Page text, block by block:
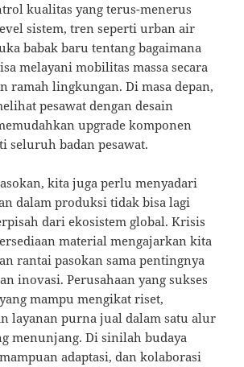
kualitas yang terus-menerus
sistem, tren seperti urban air
babak baru tentang bagaimana
melayani mobilitas massa secara
ramah lingkungan. Di masa depan,
pesawat dengan desain
upgrade komponen
seluruh badan pesawat.
kita juga perlu menyadari
dalam produksi tidak bisa lagi
dari ekosistem global. Krisis
material mengajarkan kita
rantai pasokan sama pentingnya
inovasi. Perusahaan yang sukses
mampu mengikat riset,
layanan purna jual dalam satu alur
menunjang. Di sinilah budaya
adaptasi, dan kolaborasi